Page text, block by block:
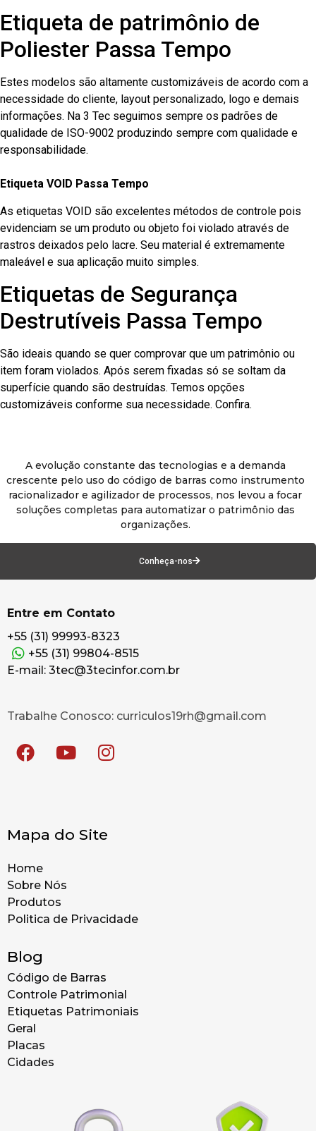
Etiqueta de patrimônio de
Poliester Passa Tempo
Estes modelos são altamente customizáveis de acordo com a
necessidade do cliente, layout personalizado, logo e demais
informações. Na 3 Tec seguimos sempre os padrões de
qualidade de ISO-9002 produzindo sempre com qualidade e
responsabilidade.
Etiqueta VOID Passa Tempo
As etiquetas VOID são excelentes métodos de controle pois
evidenciam se um produto ou objeto foi violado através de
rastros deixados pelo lacre. Seu material é extremamente
maleável e sua aplicação muito simples.
Etiquetas de Segurança
Destrutíveis Passa Tempo
São ideais quando se quer comprovar que um patrimônio ou
item foram violados. Após serem fixadas só se soltam da
superfície quando são destruídas. Temos opções
customizáveis conforme sua necessidade. Confira.
A evolução constante das tecnologias e a demanda
crescente pelo uso do código de barras como instrumento
racionalizador e agilizador de processos, nos levou a focar
soluções completas para automatizar o patrimônio das
organizações.
Conheça-nos
Entre em Contato
+55 (31) 99993-8323
+55 (31) 99804-8515
E-mail: 3tec@3tecinfor.com.br
Trabalhe Conosco: curriculos19rh@gmail.com
Mapa do Site
Home
Sobre Nós
Produtos
Politica de Privacidade
Blog
Código de Barras
Controle Patrimonial
Etiquetas Patrimoniais
Geral
Placas
Cidades